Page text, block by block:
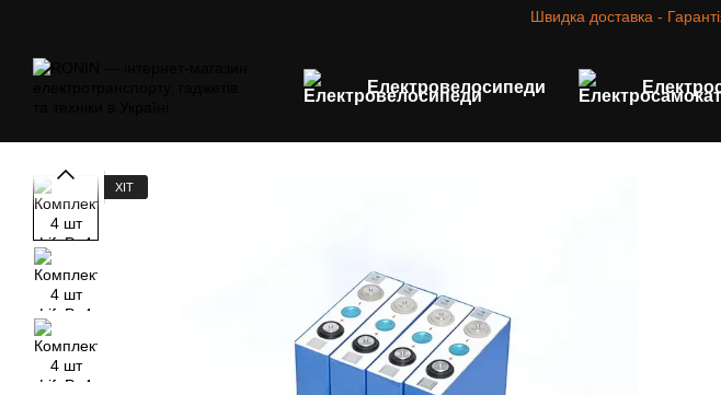
Швидка доставка -
Електровелосипеди
ХІТ